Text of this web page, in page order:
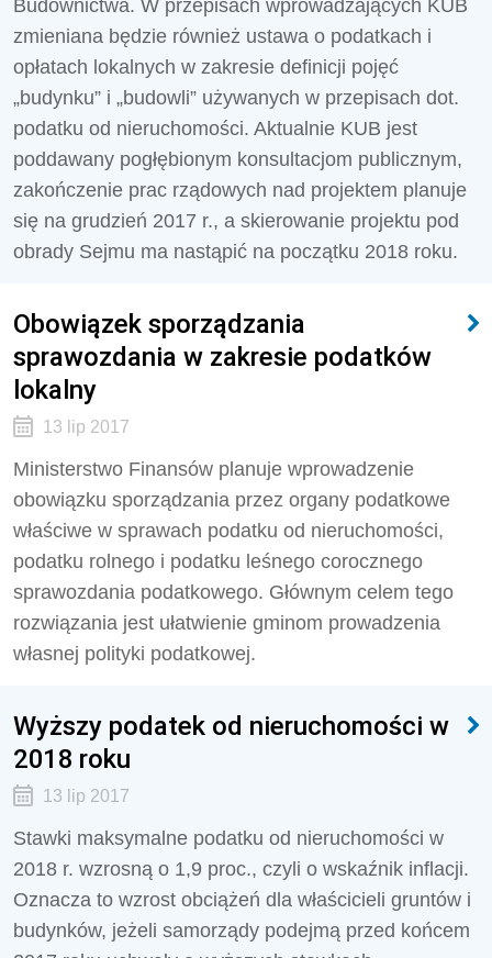
Budownictwa. W przepisach wprowadzających KUB
zmieniana będzie również ustawa o podatkach i
opłatach lokalnych w zakresie definicji pojęć
„budynku” i „budowli” używanych w przepisach dot.
podatku od nieruchomości. Aktualnie KUB jest
poddawany pogłębionym konsultacjom publicznym,
zakończenie prac rządowych nad projektem planuje
się na grudzień 2017 r., a skierowanie projektu pod
obrady Sejmu ma nastąpić na początku 2018 roku.
Obowiązek sporządzania
sprawozdania w zakresie podatków
lokalny
13 lip 2017
Ministerstwo Finansów planuje wprowadzenie
obowiązku sporządzania przez organy podatkowe
właściwe w sprawach podatku od nieruchomości,
podatku rolnego i podatku leśnego corocznego
sprawozdania podatkowego. Głównym celem tego
rozwiązania jest ułatwienie gminom prowadzenia
własnej polityki podatkowej.
Wyższy podatek od nieruchomości w
2018 roku
13 lip 2017
Stawki maksymalne podatku od nieruchomości w
2018 r. wzrosną o 1,9 proc., czyli o wskaźnik inflacji.
Oznacza to wzrost obciążeń dla właścicieli gruntów i
budynków, jeżeli samorządy podejmą przed końcem